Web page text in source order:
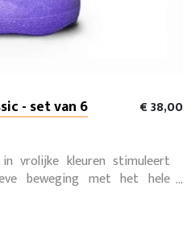
- set van 6
€ 38,00
vrolijke kleuren stimuleert
beweging met het hele